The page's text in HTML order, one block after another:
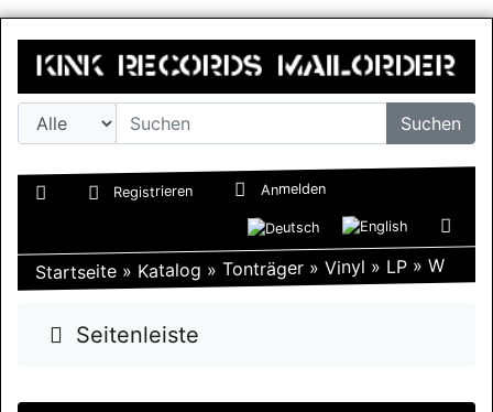
Suchen
Registrieren Anmelden
Startseite » Katalog » Tonträger » Vinyl » LP » W
Seitenleiste